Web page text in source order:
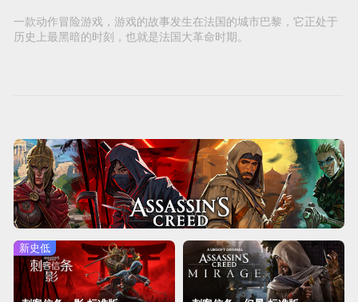
一款动作冒险游戏，游戏的故事发生在法国的城市巴黎，它正处于
历史上最黑暗的时刻，也就是法国大革命时期。
新史低